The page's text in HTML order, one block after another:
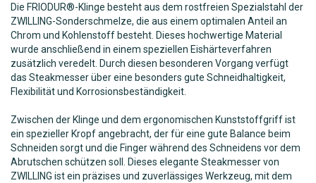
Die FRIODUR®-Klinge besteht aus dem rostfreien Spezialstahl der
ZWILLING-Sonderschmelze, die aus einem optimalen Anteil an
Chrom und Kohlenstoff besteht. Dieses hochwertige Material
wurde anschließend in einem speziellen Eishärteverfahren
zusätzlich veredelt. Durch diesen besonderen Vorgang verfügt
das Steakmesser über eine besonders gute Schneidhaltigkeit,
Flexibilität und Korrosionsbeständigkeit.
Zwischen der Klinge und dem ergonomischen Kunststoffgriff ist
ein spezieller Kropf angebracht, der für eine gute Balance beim
Schneiden sorgt und die Finger während des Schneidens vor dem
Abrutschen schützen soll. Dieses elegante Steakmesser von
ZWILLING ist ein präzises und zuverlässiges Werkzeug, mit dem